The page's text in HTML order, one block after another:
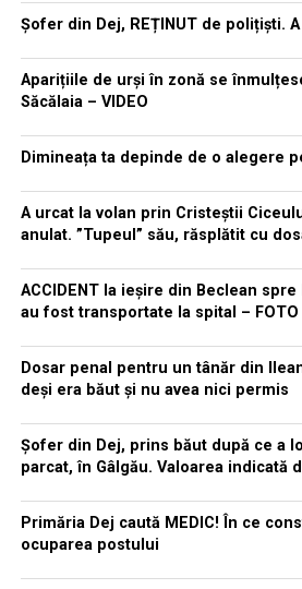
Șofer din Dej, REȚINUT de polițiști.
Aparițiile de urși în zonă se
Săcălaia – VIDEO
Dimineața ta depinde de o alegere
A urcat la volan prin Cristeștii
anulat. ”Tupeul” său, răsplătit cu
ACCIDENT la ieșire din Beclean
au fost transportate la spital – FOTO
Dosar penal pentru un tânăr din
deși era băut și nu avea nici permis
Șofer din Dej, prins băut după ce a
parcat, în Gâlgău. Valoarea indicată
Primăria Dej caută MEDIC! În ce
ocuparea postului